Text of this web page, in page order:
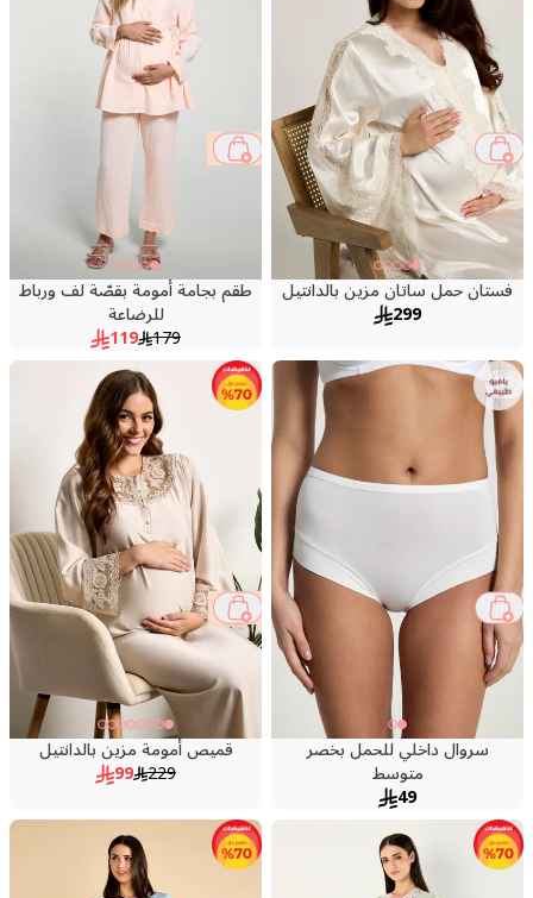
فستان حمل ساتان مزين بالدانتيل
299
طقم بجامة أمومة بقصّة لف ورباط
للرضاعة
179
119
34 %
سروال داخلي للحمل بخصر
متوسط
49
قميص أمومة مزين بالدانتيل
229
99
57 %